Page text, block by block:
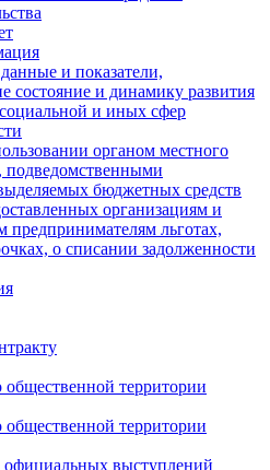
и показатели,
состояние и динамику развития
и иных сфер
органом местного
подведомственными
бюджетных средств
организациям и
предпринимателям льготах,
о списании задолженности
общественной территории
общественной территории
официальных выступлений